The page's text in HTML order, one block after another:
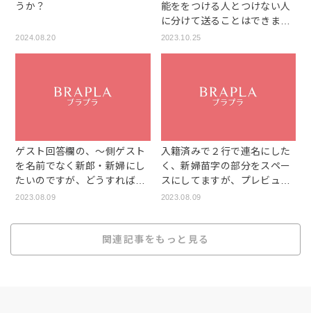
うか？
2024.08.20
能ををつける人とつけない人
に分けて送ることはできます
か？
2023.10.25
ゲスト回答欄の、〜側ゲスト
を名前でなく新郎・新婦にし
たいのですが、どうすれば良
いですか？"
2023.08.09
入籍済みで２行で連名にした
く、新婦苗字の部分をスペー
スにしてますが、プレビュー
では中央揃えになってしまい
2023.08.09
関連記事をもっと見る